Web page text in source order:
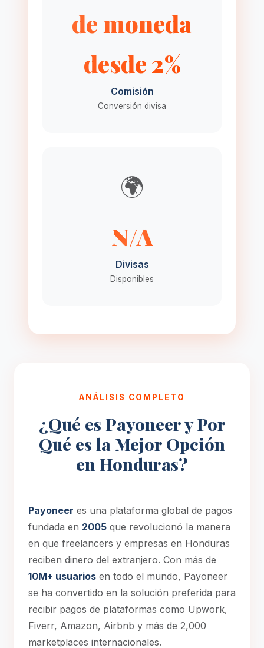
de moneda
desde 2%
Comisión
Conversión divisa
🌍
N/A
Divisas
Disponibles
ANÁLISIS COMPLETO
¿Qué es Payoneer y Por
Qué es la Mejor Opción
en Honduras?
Payoneer es una plataforma global de pagos
fundada en 2005 que revolucionó la manera
en que freelancers y empresas en Honduras
reciben dinero del extranjero. Con más de
10M+ usuarios en todo el mundo, Payoneer
se ha convertido en la solución preferida para
recibir pagos de plataformas como Upwork,
Fiverr, Amazon, Airbnb y más de 2,000
marketplaces internacionales.